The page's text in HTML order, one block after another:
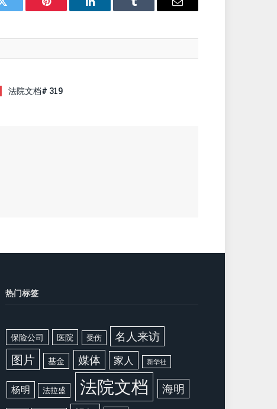
Twitter Pinterest LinkedIn Tumblr Email
法院文档# 319
热门标签
保险公司 医院 受伤 名人来访
图片 基金 媒体 家人 新华社
杨明 法拉盛 法院文档 海明